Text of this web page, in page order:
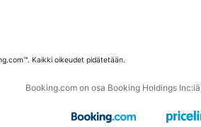
Kaikki oikeudet pidätetään.
Booking.com on osa Booking Holdings